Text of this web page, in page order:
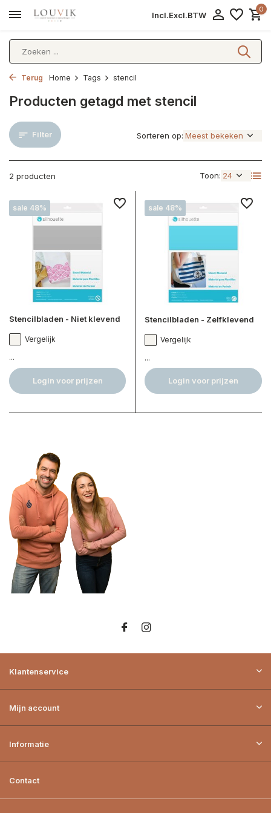
Incl.Excl.BTW
0
Terug Home Tags stencil
Producten getagd met stencil
Filter
2 producten Toon:
Sorteren op:
sale 48%
Stencilbladen - Niet klevend
Vergelijk
...
Login voor prijzen
sale 48%
Stencilbladen - Zelfklevend
Vergelijk
...
Login voor prijzen
Klantenservice
Mijn account
Informatie
Contact